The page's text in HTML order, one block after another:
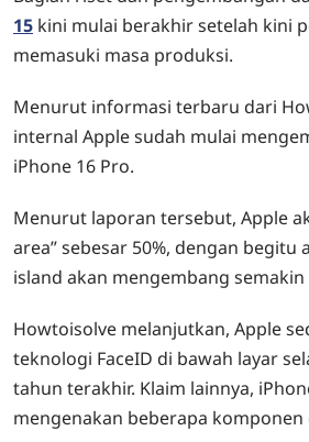
15 kini mulai berakhir setelah kini
memasuki masa produksi.
Menurut informasi terbaru dari
internal Apple sudah mulai
iPhone 16 Pro.
Menurut laporan tersebut, Apple
area” sebesar 50%, dengan begitu
island akan mengembang semakin
Howtoisolve melanjutkan, Apple
teknologi FaceID di bawah layar
tahun terakhir. Klaim lainnya,
mengenakan beberapa komponen